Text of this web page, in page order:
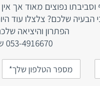
נפוצים מאוד אך
שלכם? צלצלו עוד
הפתרון והיציאה
053-4916670 שירי צ'רבוננקו אילוז